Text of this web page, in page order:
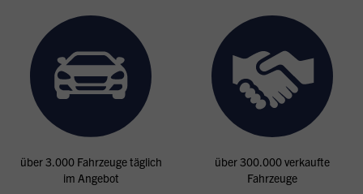
über 3.000 Fahrzeuge täglich
im Angebot
über 300.000 verkaufte
Fahrzeuge